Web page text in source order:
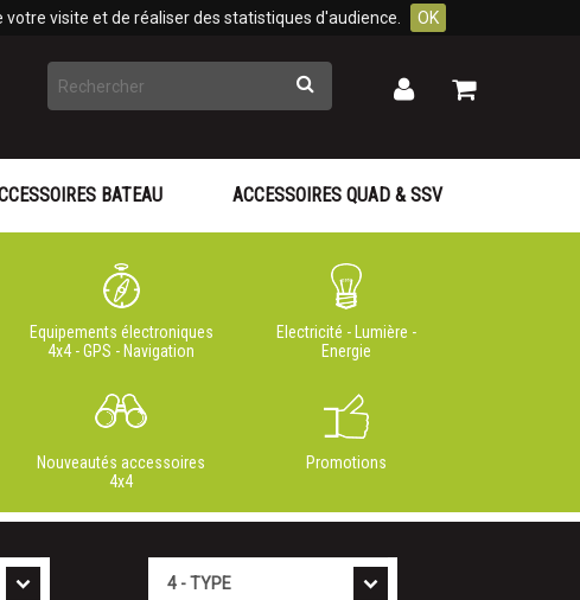
visite et de réaliser des statistiques d'audience. OK
Rechercher Mon
Mon
Equipements électroniques
4x4 - GPS - Navigation
Electricité - Lumière -
Energie
Nouveautés accessoires
4x4
Promotions
BATEAU ACCESSOIRES QUAD & SSV